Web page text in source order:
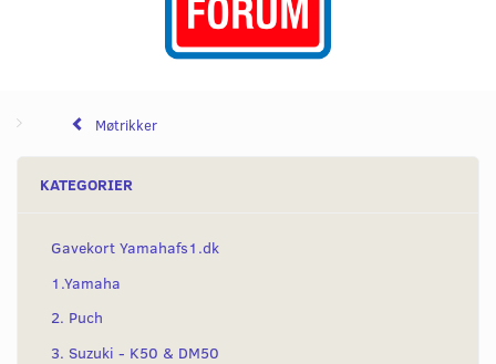
Møtrikker
KATEGORIER
Gavekort Yamahafs1.dk
1.Yamaha
2. Puch
3. Suzuki - K50 & DM50